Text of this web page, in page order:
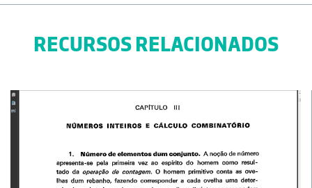
RECURSOS RELACIONADOS